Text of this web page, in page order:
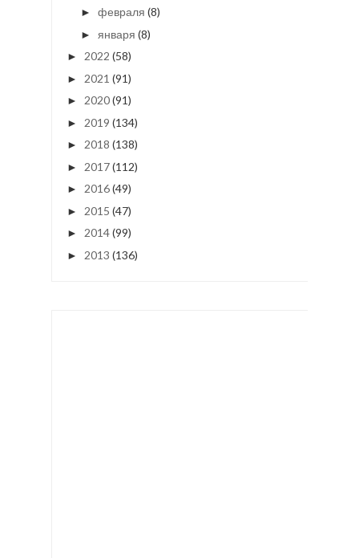
► февраля (8)
► января (8)
► 2022 (58)
► 2021 (91)
► 2020(91)
► 2019 (134)
► 2018 (138)
► 2017(112)
► 2016(49)
► 2015 (47)
► 2014(99)
► 2013 (136)